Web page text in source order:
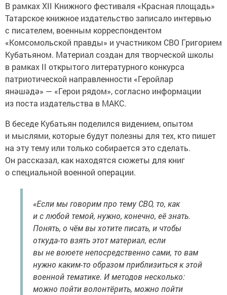
В рамках XII Книжного фестиваля «Красная площадь»
Татарское книжное издательство записало интервью
с писателем, военным корреспондентом
«Комсомольской правды» и участником СВО Григорием
Кубатьяном. Материал создан для творческой школы
в рамках II открытого литературного конкурса
патриотической направленности «Геройлар
янәшәдә» — «Герои рядом», согласно информации
из поста издательства в МАКС.
В беседе Кубатьян поделился видением, опытом
и мыслями, которые будут полезны для тех, кто пишет
на эту тему или только собирается это сделать.
Он рассказал, как находятся сюжеты для книг
о специальной военной операции.
«Если мы говорим про тему СВО, то, как
и с любой темой, нужно, конечно, её знать.
Понять, о чём вы хотите писать, и чтобы
откуда-то взять этот материал, если
вы не воюете непосредственно сами, то вам
нужно каким-то образом приблизиться к этой
военной тематике. И методов несколько:
можно пойти волонтёрить, можно пойти